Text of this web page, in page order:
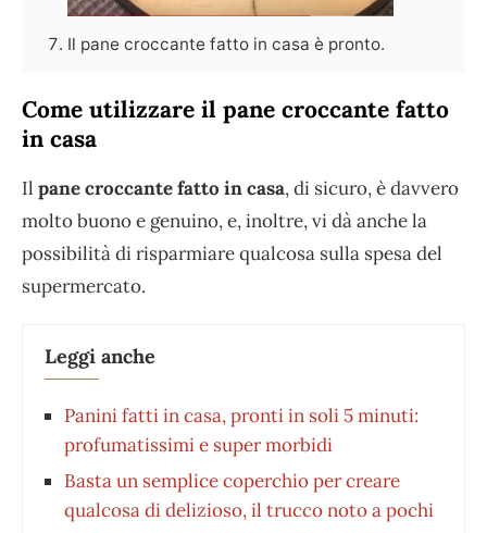
Il pane croccante fatto in casa è pronto.
Come utilizzare il pane croccante fatto
in casa
Il pane croccante fatto in casa, di sicuro, è davvero
molto buono e genuino, e, inoltre, vi dà anche la
possibilità di risparmiare qualcosa sulla spesa del
supermercato.
Leggi anche
Panini fatti in casa, pronti in soli 5 minuti:
profumatissimi e super morbidi
Basta un semplice coperchio per creare
qualcosa di delizioso, il trucco noto a pochi